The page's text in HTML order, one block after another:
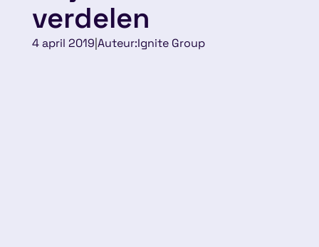
verdelen
4 april 2019 Auteur:Ignite Group